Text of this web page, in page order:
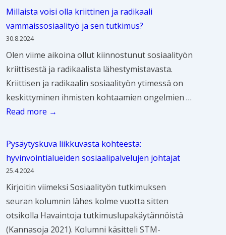
k
u
s
t
e
u
j
e
n
v
u
o
l
i
s
e
n
t
i
e
e
i
s
s
i
y
s
t
a
j
a
t
u
b
i
n
a
a
r
i
2
.
1
1
t
u
v
a
s
o
s
i
a
l
i
t
y
ö
R
e
e
a
r
e
t
h
o
i
c
e
s
o
Millaista voisi olla kriittinen ja radikaali
vammaissosiaalityö ja sen tutkimus?
30.8.2024
Olen viime aikoina ollut kiinnostunut sosiaalityön
kriittisestä ja radikaalista lähestymistavasta.
Kriittisen ja radikaalin sosiaalityön ytimessä on
keskittyminen ihmisten kohtaamien ongelmien …
M
l
l
a
i
a
Read more →
Pysäytyskuva liikkuvasta kohteesta:
hyvinvointialueiden sosiaalipalvelujen johtajat
25.4.2024
Kirjoitin viimeksi Sosiaalityön tutkimuksen
seuran kolumnin lähes kolme vuotta sitten
otsikolla Havaintoja tutkimuslupakäytännöistä
(Kannasoja 2021). Kolumni käsitteli STM-